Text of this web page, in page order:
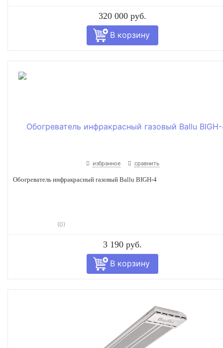
320 000 руб.
избранное сравнить
Обогреватель инфракрасный газовый Ballu BIGH-4
(0)
3 190 руб.